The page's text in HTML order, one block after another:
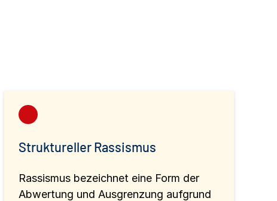
Struktureller Rassismus
Rassismus bezeichnet eine Form der
Abwertung und Ausgrenzung aufgrund